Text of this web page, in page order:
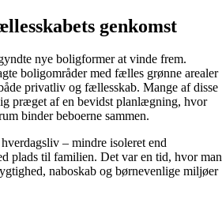
genkomst
nye boligformer at vinde frem.
boligområder med fælles grønne arealer
privatliv og fællesskab. Mange af disse
præget af en bevidst planlægning, hvor
binder beboerne sammen.
– mindre isoleret end
plads til familien. Det var en tid, hvor man
naboskab og børnevenlige miljøer